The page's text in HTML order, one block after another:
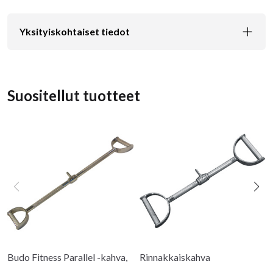
Yksityiskohtaiset tiedot
Suositellut tuotteet
Budo Fitness Parallel -kahva,
Rinnakkaiskahva